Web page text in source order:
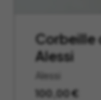
Corbeille
Alessi
Alessi
100,00€